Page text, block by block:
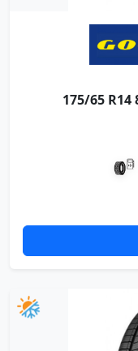
175/65